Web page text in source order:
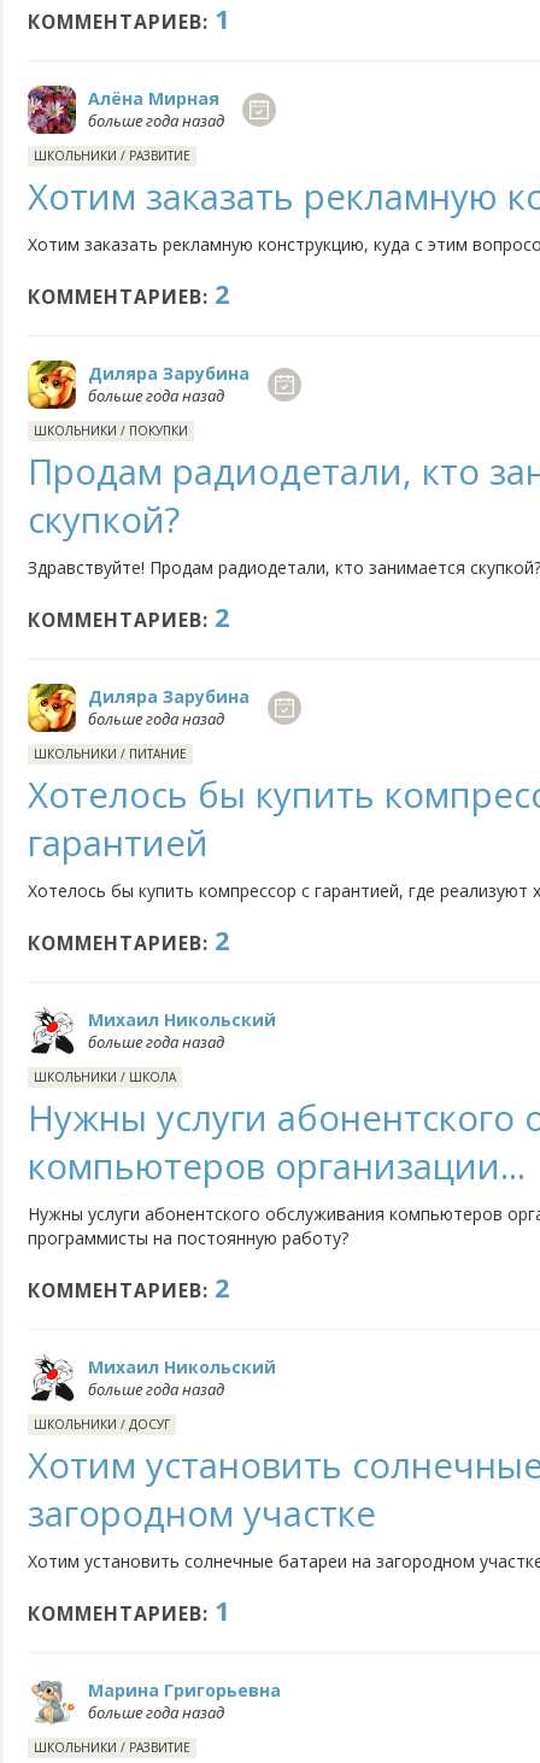
КОММЕНТАРИЕВ: 1
Алёна Мирная
больше года назад
ШКОЛЬНИКИ / РАЗВИТИЕ
Хотим заказать рекламную
Хотим заказать рекламную конструкцию, куда с этим
КОММЕНТАРИЕВ: 2
Диляра Зарубина
больше года назад
ШКОЛЬНИКИ / ПОКУПКИ
Продам радиодетали, кто
скупкой?
Здравствуйте! Продам радиодетали, кто занимается скупкой?
КОММЕНТАРИЕВ: 2
Диляра Зарубина
больше года назад
ШКОЛЬНИКИ / ПИТАНИЕ
Хотелось бы купить
гарантией
Хотелось бы купить компрессор с гарантией, где реализуют
КОММЕНТАРИЕВ: 2
Михаил Никольский
больше года назад
ШКОЛЬНИКИ / ШКОЛА
Нужны услуги абонентского
компьютеров организации...
Нужны услуги абонентского обслуживания компьютеров
программисты на постоянную работу?
КОММЕНТАРИЕВ: 2
Михаил Никольский
больше года назад
ШКОЛЬНИКИ / ДОСУГ
Хотим установить
загородном участке
Хотим установить солнечные батареи на загородном
КОММЕНТАРИЕВ: 1
Марина Григорьевна
больше года назад
ШКОЛЬНИКИ / РАЗВИТИЕ